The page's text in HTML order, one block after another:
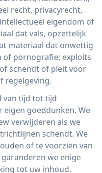
recht, privacyrecht,
eigendom of
dat vals, opzettelijk
materiaal dat onwettig
of pornografie; exploits
schendt of pleit voor
regelgeving.
van tijd tot tijd
goeddunken. We
verwijderen als we
schendt. We
of te voorzien van
we enige
tot uw inhoud.